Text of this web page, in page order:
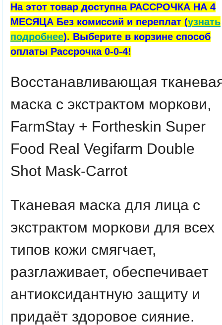
На этот товар доступна РАССРОЧКА НА 4
МЕСЯЦА Без комиссий и переплат (узнать
подробнее). Выберите в корзине способ
оплаты Рассрочка 0-0-4!
Восстанавливающая
маска с экстрактом моркови,
FarmStay + Fortheskin Super
Food Real Vegifarm Double
Shot Mask-Carrot
Тканевая маска для лица с
экстрактом моркови для всех
типов кожи смягчает,
разглаживает, обеспечивает
антиоксидантную защиту и
придаёт здоровое сияние.